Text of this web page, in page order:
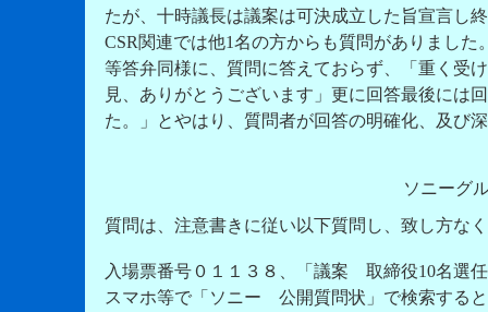
たが、十時議長は議案は可決成立した旨宣言し
CSR関連では他1名の方からも質問がありまし
等答弁同様に、質問に答えておらず、「重く受
見、ありがとうございます」更に回答最後には
た。」とやはり、質問者が回答の明確化、及び
ソニーグ
質問は、注意書きに従い以下質問し、致し方な
入場票番号０１１３８、「議案 取締役10名選
スマホ等で「ソニー 公開質問状」で検索する